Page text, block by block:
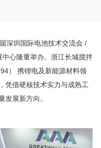
深圳国际电池技术交流会 /
心隆重举办。浙江长城搅拌
） 携锂电及新能源材料领
凭借硬核技术实力与成熟工
发展新方向。